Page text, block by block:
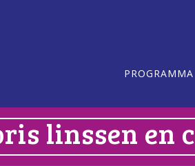
PROGRAMMA
linssen en